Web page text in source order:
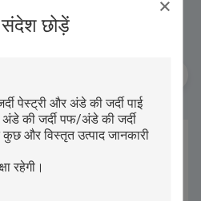
छोड़ें